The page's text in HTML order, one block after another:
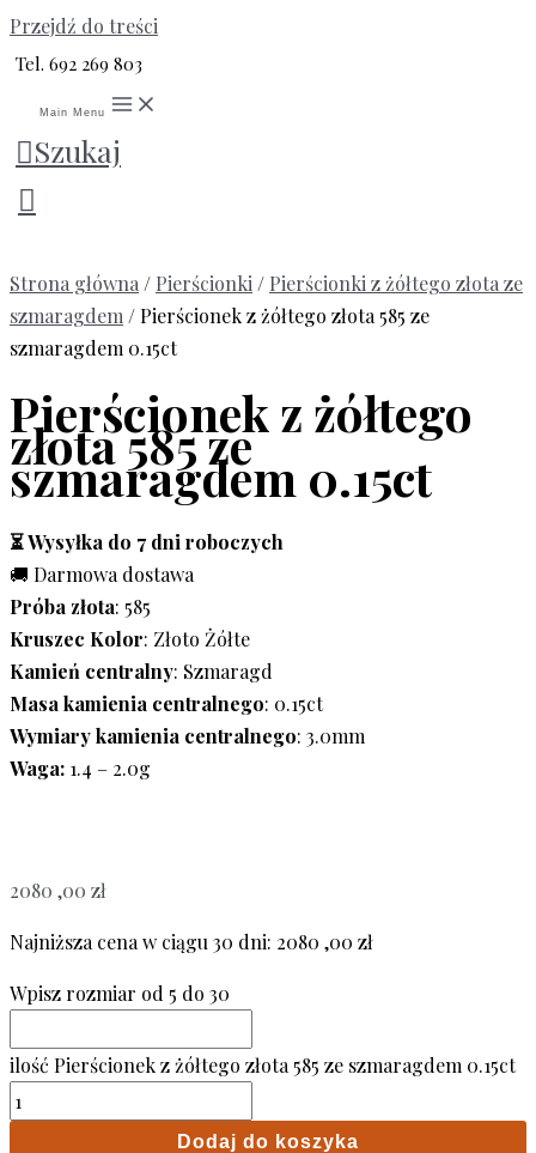
Przejdź do treści
Tel. 692 269 803
Main Menu
Szukaj
Strona główna / Pierścionki / Pierścionki z żółtego złota ze
szmaragdem / Pierścionek z żółtego złota 585 ze
szmaragdem 0.15ct
Pierścionek z żółtego
złota 585 ze
szmaragdem 0.15ct
⏳ Wysyłka do 7 dni roboczych
🚚 Darmowa dostawa
Próba złota: 585
Kruszec Kolor: Złoto Żółte
Kamień centralny: Szmaragd
Masa kamienia centralnego: 0.15ct
Wymiary kamienia centralnego: 3.0mm
Waga: 1.4 – 2.0g
2080 ,00 zł
Najniższa cena w ciągu 30 dni: 2080 ,00 zł
Wpisz rozmiar od 5 do 30
ilość Pierścionek z żółtego złota 585 ze szmaragdem 0.15ct
Dodaj do koszyka